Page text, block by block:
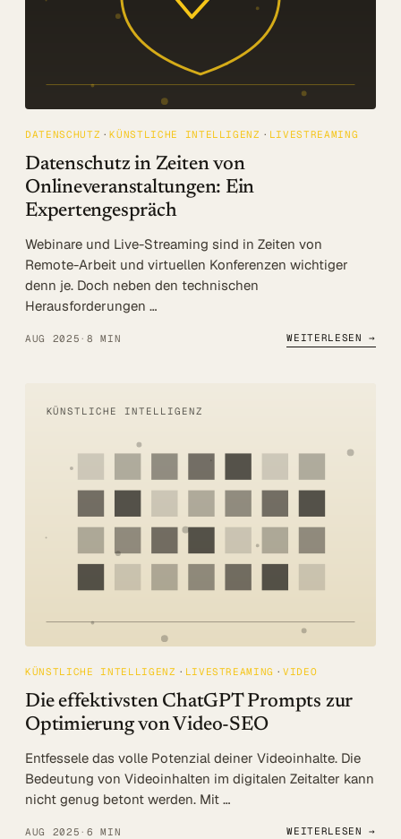
DATENSCHUTZ KÜNSTLICHE INTELLIGENZ LIVESTREAMING
Datenschutz in Zeiten von
Onlineveranstaltungen: Ein
Expertengespräch
Webinare und Live-Streaming sind in Zeiten von
Remote-Arbeit und virtuellen Konferenzen wichtiger
denn je. Doch neben den technischen
Herausforderungen …
AUG 2025 · 8 MIN WEITERLESEN →
KÜNSTLICHE INTELLIGENZ
KÜNSTLICHE INTELLIGENZ LIVESTREAMING VIDEO
Die effektivsten ChatGPT Prompts zur
Optimierung von Video-SEO
Entfessele das volle Potenzial deiner Videoinhalte. Die
Bedeutung von Videoinhalten im digitalen Zeitalter kann
nicht genug betont werden. Mit …
AUG 2025 · 6 MIN WEITERLESEN →